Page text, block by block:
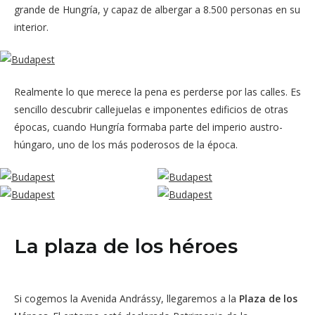
grande de Hungría, y capaz de albergar a 8.500 personas en su
interior.
Realmente lo que merece la pena es perderse por las calles. Es
sencillo descubrir callejuelas e imponentes edificios de otras
épocas, cuando Hungría formaba parte del imperio austro-
húngaro, uno de los más poderosos de la época.
La plaza de los héroes
Si cogemos la Avenida Andrássy, llegaremos a la Plaza de los